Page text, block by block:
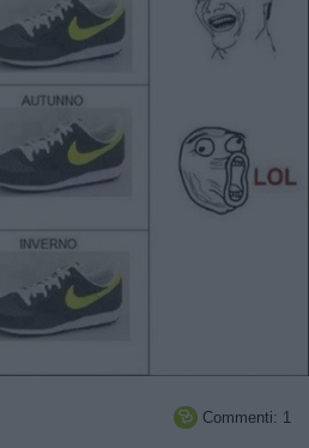
 Commenti: 1